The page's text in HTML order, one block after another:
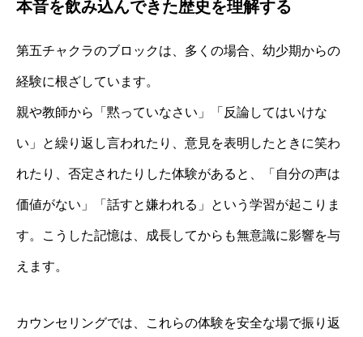
本音を飲み込んできた歴史を理解する
第五チャクラのブロックは、多くの場合、幼少期からの
経験に根ざしています。
親や教師から「黙っていなさい」「反論してはいけな
い」と繰り返し言われたり、意見を表明したときに笑わ
れたり、否定されたりした体験があると、「自分の声は
価値がない」「話すと嫌われる」という学習が起こりま
す。こうした記憶は、成長してからも無意識に影響を与
えます。
カウンセリングでは、これらの体験を安全な場で振り返